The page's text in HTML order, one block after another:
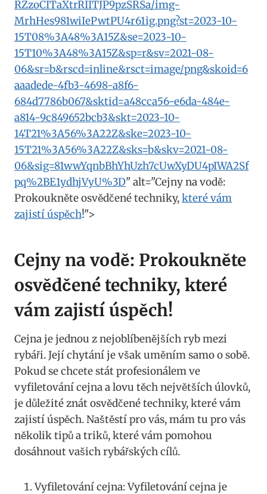
RZzoCITaXtrRIITJP9pzSRSa/img-
MrhHes981wiIePwtPU4r61ig.png?st=2023-10-
15T08%3A48%3A15Z&se=2023-10-
15T10%3A48%3A15Z&sp=r&sv=2021-08-
06&sr=b&rscd=inline&rsct=image/png&skoid=6
aaadede-4fb3-4698-a8f6-
684d7786b067&sktid=a48cca56-e6da-484e-
a814-9c849652bcb3&skt=2023-10-
14T21%3A56%3A22Z&ske=2023-10-
15T21%3A56%3A22Z&sks=b&skv=2021-08-
06&sig=81wwYqnbBhYhUzh7cUwXyDU4pIWA2Sf
pq%2BE1ydhjVyU%3D" alt="Cejny na vodě:
Prokoukněte osvědčené techniky,které vám
zajistí úspěch!">
Cejny na vodě: Prokoukněte
osvědčené techniky, které
vám zajistí úspěch!
Cejna je jednou z nejoblíbenějších ryb mezi
rybáři. Její chytání je však uměním samo o sobě.
Pokud se chcete stát profesionálem ve
vyfiletování cejna a lovu těch největších úlovků,
je důležité znát osvědčené techniky, které vám
zajistí úspěch. Naštěstí pro vás, mám tu pro vás
několik tipů a triků, které vám pomohou
dosáhnout vašich rybářských cílů.
Vyfiletování cejna: Vyfiletování cejna je